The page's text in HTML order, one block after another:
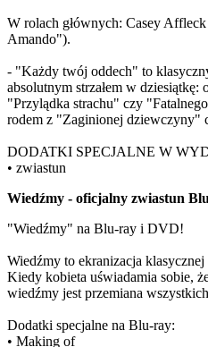
W rolach głównych: Casey
Amando").
- "Każdy twój oddech" to
absolutnym strzałem w
"Przylądka strachu" czy
rodem z "Zaginionej dziewczyny"
DODATKI SPECJALNE W
• zwiastun
Wiedźmy - oficjalny zwiastun
"Wiedźmy" na Blu-ray i DVD!
Wiedźmy to ekranizacja
Kiedy kobieta uświadamia sobie,
wiedźmy jest przemiana
Dodatki specjalne na Blu-ray:
• Making of